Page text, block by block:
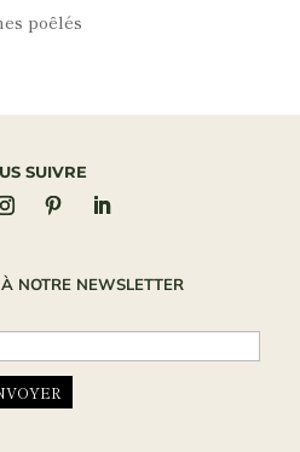
poêlés
SUIVRE
NOTRE NEWSLETTER